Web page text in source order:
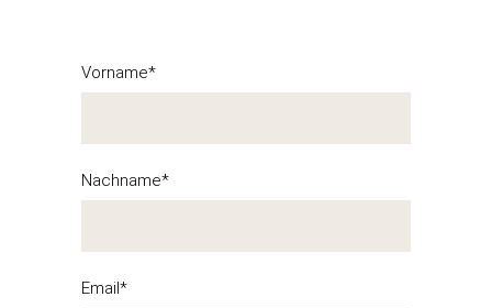
Vorname*
Nachname*
Email*